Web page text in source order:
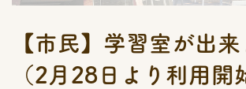
【市民】学習室が出来
（2月28日より利用開